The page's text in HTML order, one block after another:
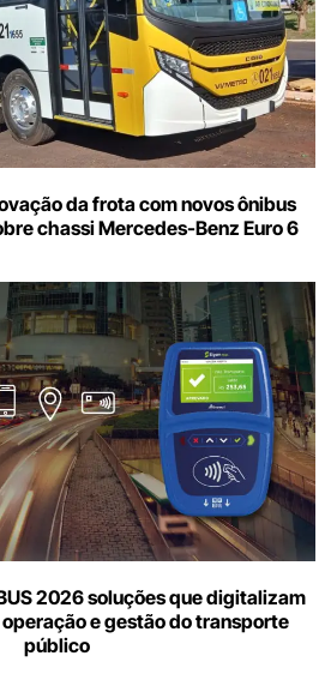
da frota com novos ônibus
chassi Mercedes-Benz Euro 6
2026 soluções que digitalizam
e gestão do transporte
público